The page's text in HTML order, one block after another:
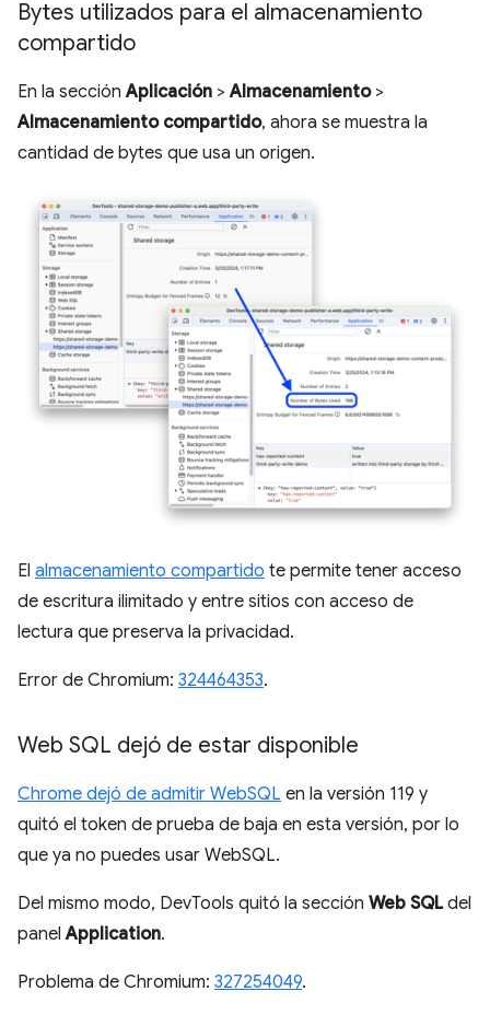
Bytes utilizados para el almacenamiento
compartido
En la secciónAplicación >Almacenamiento>
Almacenamiento compartido, ahora se muestra la
cantidad de bytes que usa un origen.
El almacenamiento compartido te permite tener acceso
de escritura ilimitado y entre sitios con acceso de
lectura que preserva la privacidad.
Error de Chromium: 324464353.
Web SQL dejó de estar disponible
Chrome dejó de admitir WebSQL en la versión 119 y
quitó el token de prueba de baja en esta versión, por lo
que ya no puedes usar WebSQL.
Del mismo modo, DevTools quitó la sección Web SQLdel
panelApplication.
Problema de Chromium: 327254049.